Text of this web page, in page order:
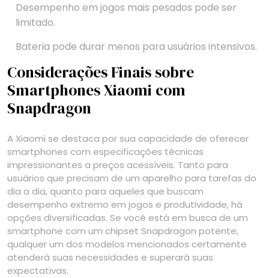
Desempenho em jogos mais pesados pode ser
limitado.
Bateria pode durar menos para usuários intensivos.
Considerações Finais sobre
Smartphones Xiaomi com
Snapdragon
A Xiaomi se destaca por sua capacidade de oferecer
smartphones com especificações técnicas
impressionantes a preços acessíveis. Tanto para
usuários que precisam de um aparelho para tarefas do
dia a dia, quanto para aqueles que buscam
desempenho extremo em jogos e produtividade, há
opções diversificadas. Se você está em busca de um
smartphone com um chipset Snapdragon potente,
qualquer um dos modelos mencionados certamente
atenderá suas necessidades e superará suas
expectativas.